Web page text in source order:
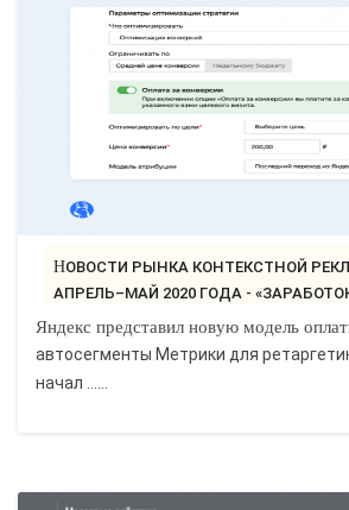
НОВОСТИ РЫНКА КОНТЕКСТНОЙ РЕКЛАМЫ ЗА
АПРЕЛЬ–МАЙ 2020 ГОДА -
Яндекс представил новую модель
автосегменты Метрики для
начал ......